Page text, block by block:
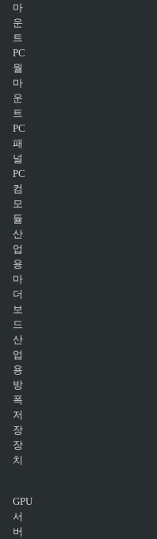
마
운
트
PC
월
마
운
트
PC
패
널
PC
컴
모
듈
산
업
용
마
더
보
드
산
업
용
방
폭
저
장
장
치
GPU
서
버